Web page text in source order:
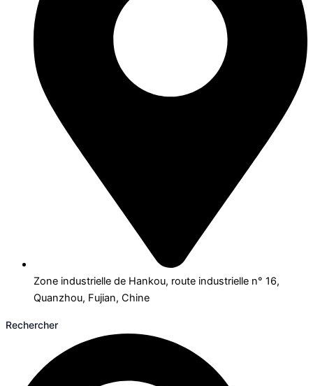
Zone industrielle de Hankou, route industrielle n° 16,
Quanzhou, Fujian, Chine
Rechercher